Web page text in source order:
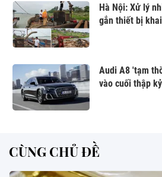
Hà Nội: Xử lý
gắn thiết bị
Audi A8 'tạm
vào cuối thập kỷ
CÙNG CHỦ ĐỀ